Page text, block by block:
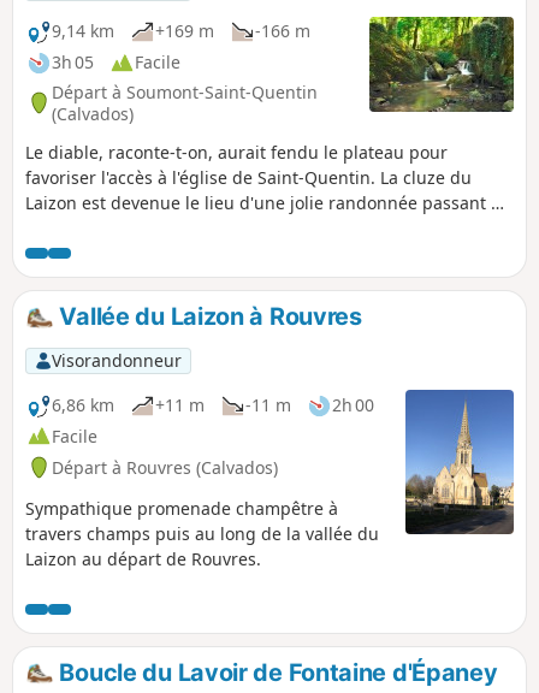
9,14 km
+169 m
-166 m
3h 05
Facile
Départ à Soumont-Saint-Quentin
(Calvados)
Le diable, raconte-t-on, aurait fendu le plateau pour
favoriser l'accès à l'église de Saint-Quentin. La cluze du
Laizon est devenue le lieu d'une jolie randonnée passant de
Falaise, à proximité du tombeau de la comédienne Marie
Joly, de l'ancien site de la mine de fer, de manoirs, de
châteaux et de traces d'occupation préhistorique. Le site est
classé depuis 1974
Vallée du Laizon à Rouvres
Visorandonneur
6,86 km
+11 m -11 m
2h 00
Facile
Départ à Rouvres (Calvados)
Sympathique promenade champêtre à
travers champs puis au long de la vallée du
Laizon au départ de Rouvres.
Boucle du Lavoir de Fontaine d'Épaney